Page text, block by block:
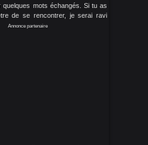
mots échangés. Si tu as
de se rencontrer, je serai ravi
Annonce partenaire